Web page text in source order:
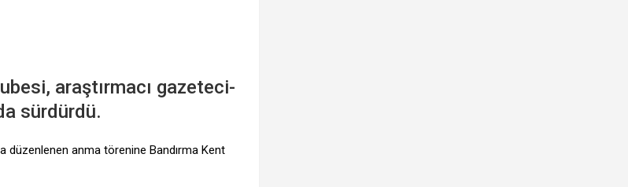
araştırmacı gazeteci-
sürdürdü.
düzenlenen anma törenine Bandırma Kent